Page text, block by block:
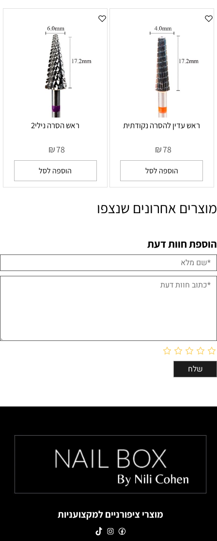
ראש עדין להסרה נקודתית
₪78
הוספה לסל
ראש הסרה נילי2
₪78
הוספה לסל
מוצרים אחרונים שנצפו
הוספת חוות דעת
מוצרי ציפורניים למקצועניות